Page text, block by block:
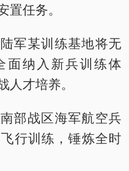
任务。
军某训练基地将无
面纳入新兵训练体
人才培养。
部战区海军航空兵
行训练，锤炼全时